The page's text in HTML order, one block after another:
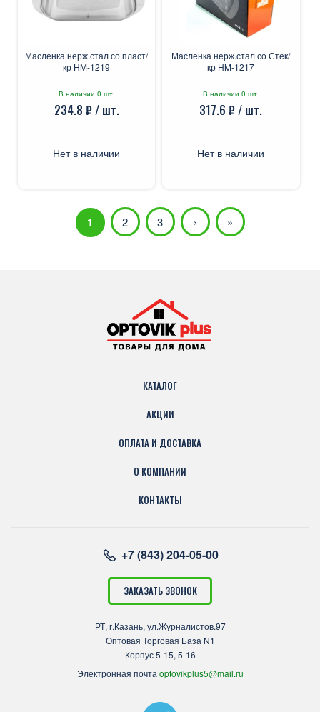
Масленка нерж.стал со пласт/
кр HM-1219
В наличии 0 шт.
234.8 ₽ / шт.
Нет в наличии
Масленка нерж.стал со Стек/
кр HM-1217
В наличии 0 шт.
317.6 ₽ / шт.
Нет в наличии
1 2 3 › »
КАТАЛОГ
АКЦИИ
ОПЛАТА И ДОСТАВКА
О КОМПАНИИ
КОНТАКТЫ
+7 (843) 204-05-00
ЗАКАЗАТЬ ЗВОНОК
РТ, г.Казань, ул.Журналистов.97
Оптовая Торговая База N1
Корпус 5-15, 5-16
Электронная почта optovikplus5@mail.ru